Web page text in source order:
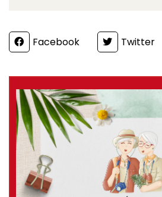
PartagerFacebook Twitter